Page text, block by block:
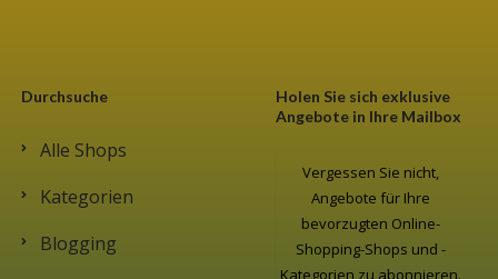
Durchsuche
Alle Shops
Kategorien
Blogging
Holen Sie sich exklusive
Angebote in Ihre Mailbox
Vergessen Sie nicht,
Angebote für Ihre
bevorzugten Online-
Shopping-Shops und -
Kategorien zu abonnieren.